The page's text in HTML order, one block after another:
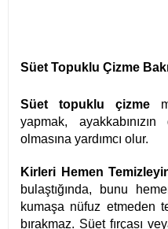
Süet Topuklu Çizme
Süet topuklu çizme
yapmak,
olmasına yardımcı olur.
Kirleri Hemen
bulaştığında, bunu
kumaşa nüfuz etmeden
bırakmaz. Süet fırçası